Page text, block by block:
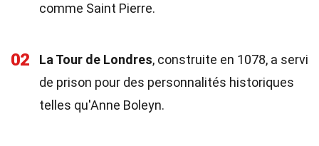
comme Saint Pierre.
02 La Tour de Londres, construite en 1078, a servi
de prison pour des personnalités historiques
telles qu'Anne Boleyn.